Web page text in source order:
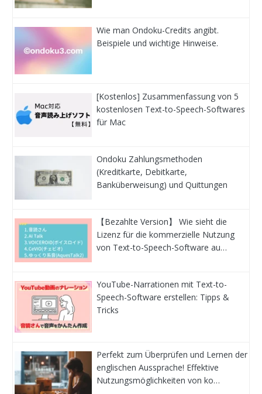
Wie man Ondoku-Credits angibt.
Beispiele und wichtige Hinweise.
[Kostenlos] Zusammenfassung von 5
kostenlosen Text-to-Speech-Softwares
für Mac
Ondoku Zahlungsmethoden
(Kreditkarte, Debitkarte,
Banküberweisung) und Quittungen
【Bezahlte Version】 Wie sieht die
Lizenz für die kommerzielle Nutzung
von Text-to-Speech-Software au…
YouTube-Narrationen mit Text-to-
Speech-Software erstellen: Tipps &
Tricks
Perfekt zum Überprüfen und Lernen der
englischen Aussprache! Effektive
Nutzungsmöglichkeiten von ko…